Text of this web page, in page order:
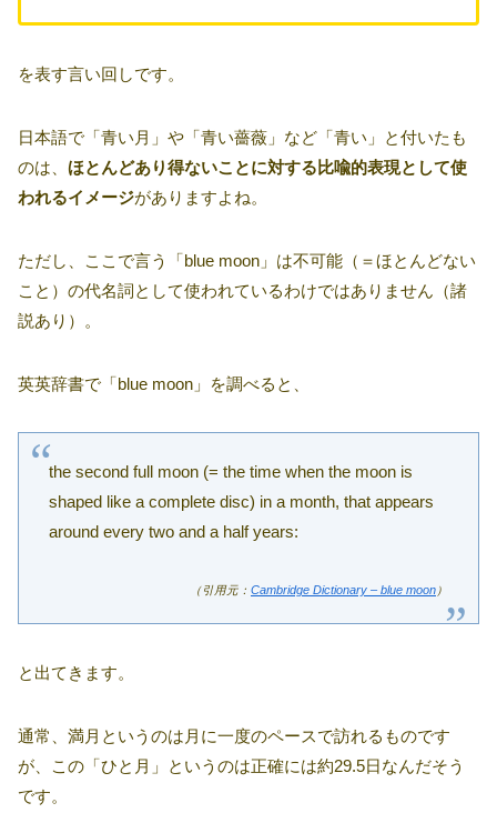
を表す言い回しです。
日本語で「青い月」や「青い薔薇」など「青い」と付いたも
のは、 ほとんどあり得ないことに対する比喩的表現として使
われるイメージがありますよね。
ただし、ここで言う「blue moon」は不可能（＝ほとんどない
こと）の代名詞として使われているわけではありません（諸
説あり）。
英英辞書で「blue moon」を調べると、
the second full moon (= the time when the moon is
shaped like a complete disc) in a month, that appears
around every two and a half years:
（引用元： Cambridge Dictionary – blue moon）
と出てきます。
通常、満月というのは月に一度のペースで訪れるものです
が、この「ひと月」というのは正確には約29.5日なんだそう
です。